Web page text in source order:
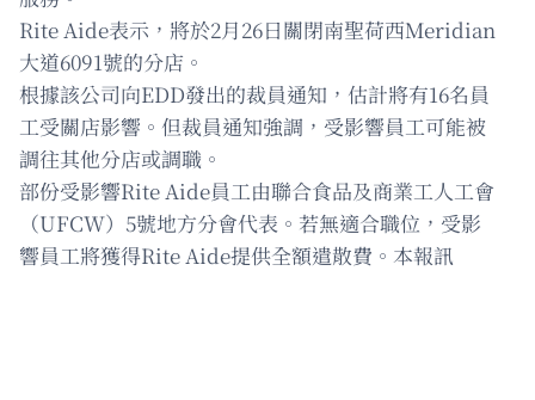
Rite Aide表示，將於2月26日關閉南聖荷西Meridian
大道6091號的分店。
根據該公司向EDD發出的裁員通知，估計將有16名員
工受關店影響。但裁員通知強調，受影響員工可能被
調往其他分店或調職。
部份受影響Rite Aide員工由聯合食品及商業工人工會
（UFCW）5號地方分會代表。若無適合職位，受影
響員工將獲得Rite Aide提供全額遣散費。本報訊